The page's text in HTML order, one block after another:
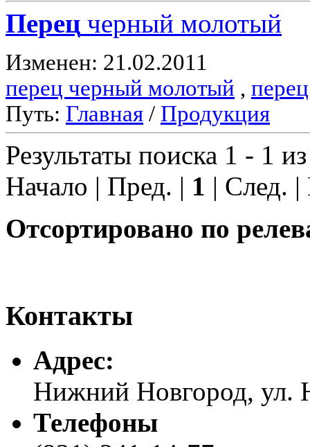
Перец черный молотый
Изменен: 21.02.2011
перец черный молотый , перец
Путь: Главная / Продукция
Результаты поиска 1 - 1
Начало | Пред. | 1 | След.
Отсортировано по
Контакты
Адреc:
Нижний Новгород, ул.
Телефоны